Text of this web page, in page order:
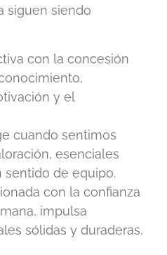
siguen siendo
con la concesión
y el
cuando sentimos
esenciales
sentido de equipo.
con la confianza
impulsa
sólidas y duraderas.